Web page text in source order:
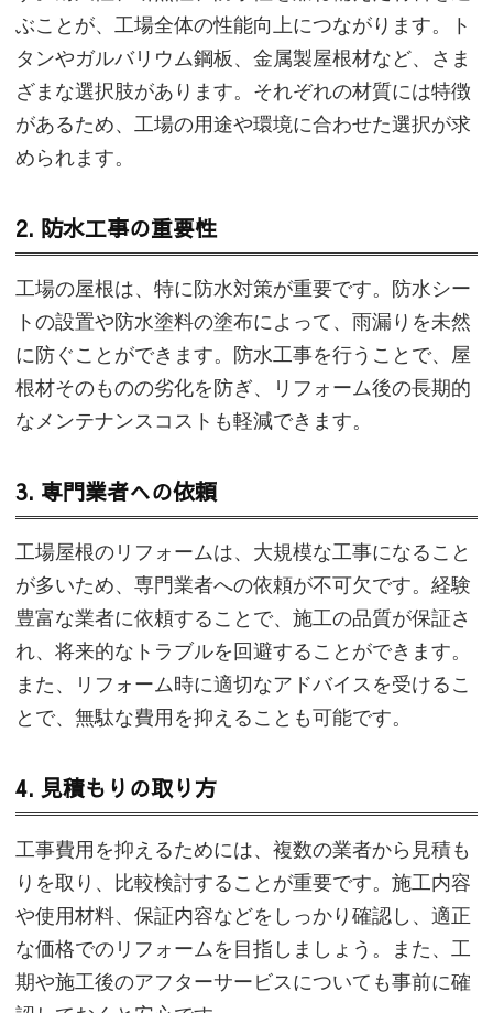
ぶことが、工場全体の性能向上につながります。ト
タンやガルバリウム鋼板、金属製屋根材など、さま
ざまな選択肢があります。それぞれの材質には特徴
があるため、工場の用途や環境に合わせた選択が求
められます。
2. 防水工事の重要性
工場の屋根は、特に防水対策が重要です。防水シー
トの設置や防水塗料の塗布によって、雨漏りを未然
に防ぐことができます。防水工事を行うことで、屋
根材そのものの劣化を防ぎ、リフォーム後の長期的
なメンテナンスコストも軽減できます。
3. 専門業者への依頼
工場屋根のリフォームは、大規模な工事になること
が多いため、専門業者への依頼が不可欠です。経験
豊富な業者に依頼することで、施工の品質が保証さ
れ、将来的なトラブルを回避することができます。
また、リフォーム時に適切なアドバイスを受けるこ
とで、無駄な費用を抑えることも可能です。
4. 見積もりの取り方
工事費用を抑えるためには、複数の業者から見積も
りを取り、比較検討することが重要です。施工内容
や使用材料、保証内容などをしっかり確認し、適正
な価格でのリフォームを目指しましょう。また、工
期や施工後のアフターサービスについても事前に確